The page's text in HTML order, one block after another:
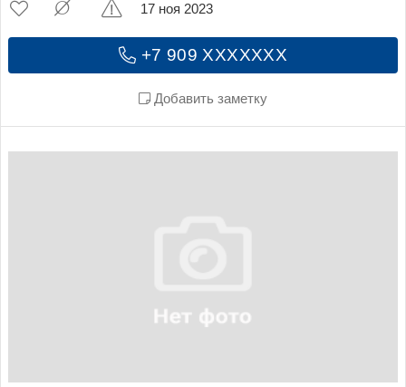
+7 909 XXXXXXX
Добавить заметку
17 ноя 2023